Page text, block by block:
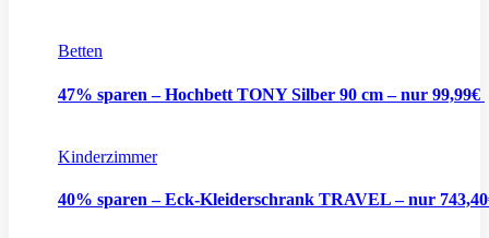
Betten
47% sparen – Hochbett TONY Silber 90 cm – nur 99,99€
Kinderzimmer
40% sparen – Eck-Kleiderschrank TRAVEL – nur